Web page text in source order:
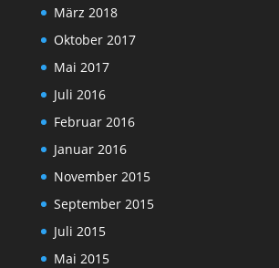
März 2018
Oktober 2017
Mai 2017
Juli 2016
Februar 2016
Januar 2016
November 2015
September 2015
Juli 2015
Mai 2015